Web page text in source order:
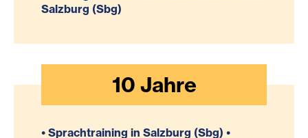
Salzburg (Sbg)
10 Jahre
• Sprachtraining in Salzburg (Sbg) •